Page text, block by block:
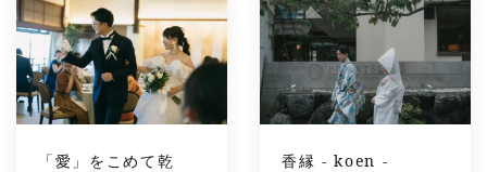
「愛」をこめて乾
香縁 - koen -